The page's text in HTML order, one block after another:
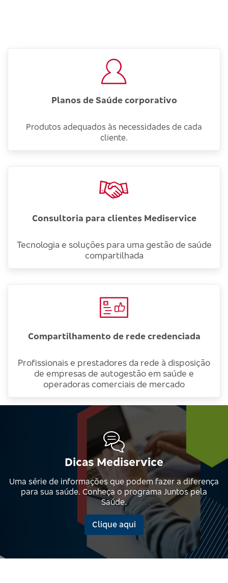
Planos de Saúde corporativo
Produtos adequados às necessidades de cada
cliente.
Consultoria para clientes Mediservice
Tecnologia e soluções para uma gestão de saúde
compartilhada
Compartilhamento de rede credenciada
Profissionais e prestadores da rede à disposição
de empresas de autogestão em saúde e
operadoras comerciais de mercado
Dicas Mediservice
Uma série de informações que podem fazer a diferença
para sua saúde. Conheça o programa Juntos pela
Saúde.
Clique aqui